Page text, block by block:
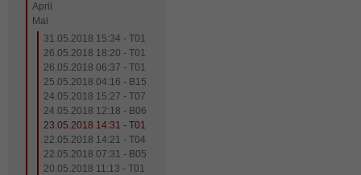
April
Mai
31.05.2018 15:34 - T01
26.05.2018 18:20 - T01
26.05.2018 06:37 - T01
25.05.2018 04:16 - B15
24.05.2018 15:27 - T07
24.05.2018 12:18 - B06
23.05.2018 14:31 - T01
22.05.2018 14:21 - T04
22.05.2018 07:31 - B05
20.05.2018 11:13 - T01